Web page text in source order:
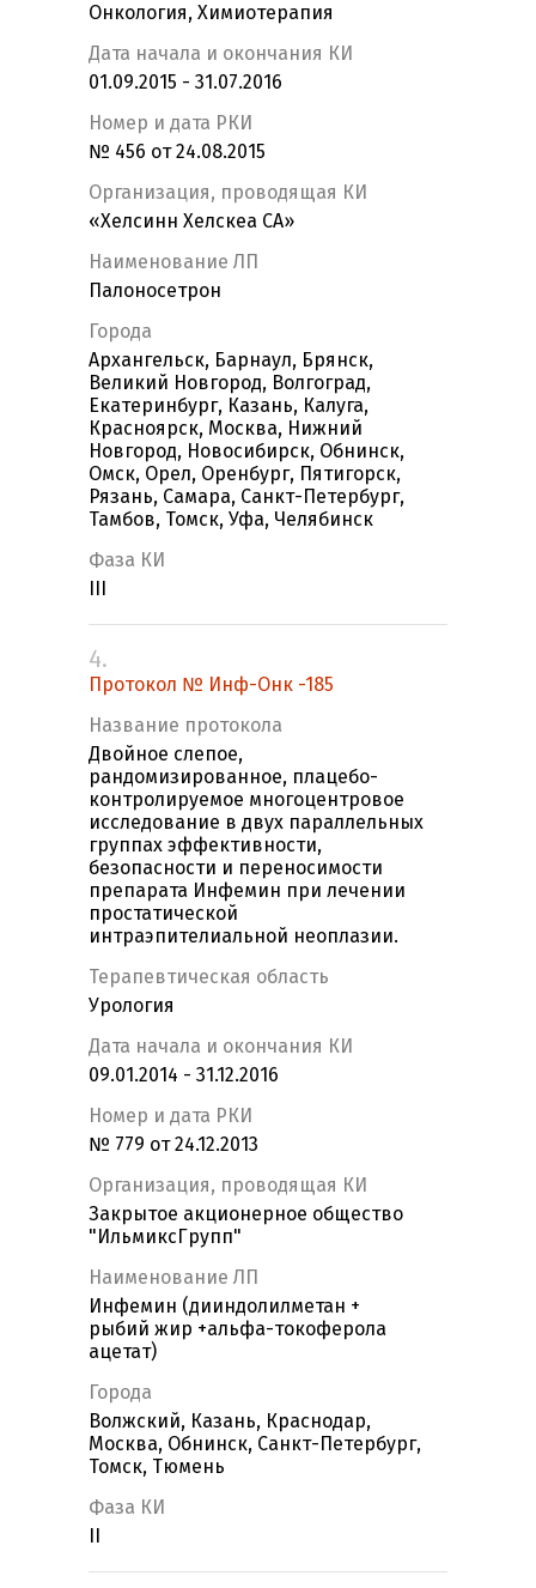
Онкология, Химиотерапия
Дата начала и окончания КИ
01.09.2015 - 31.07.2016
Номер и дата РКИ
№ 456 от 24.08.2015
Организация, проводящая КИ
«Хелсинн Хелскеа СА»
Наименование ЛП
Палоносетрон
Города
Архангельск, Барнаул, Брянск,
Великий Новгород, Волгоград,
Екатеринбург, Казань, Калуга,
Красноярск, Москва, Нижний
Новгород, Новосибирск, Обнинск,
Омск, Орел, Оренбург, Пятигорск,
Рязань, Самара, Санкт-Петербург,
Тамбов, Томск, Уфа, Челябинск
Фаза КИ
4.
Протокол № Инф-Онк -185
Название протокола
Двойное слепое,
рандомизированное, плацебо-
контролируемое многоцентровое
исследование в двух параллельных
группах эффективности,
безопасности и переносимости
препарата Инфемин при лечении
простатической
интраэпителиальной неоплазии.
Терапевтическая область
Урология
Дата начала и окончания КИ
09.01.2014 - 31.12.2016
Номер и дата РКИ
№ 779 от 24.12.2013
Организация, проводящая КИ
Закрытое акционерное общество
"ИльмиксГрупп"
Наименование ЛП
Инфемин (дииндолилметан +
рыбий жир +альфа-токоферола
ацетат)
Города
Волжский, Казань, Краснодар,
Москва, Обнинск, Санкт-Петербург,
Томск, Тюмень
Фаза КИ